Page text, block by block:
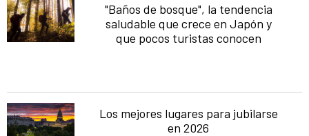
"Baños de bosque", la tendencia
saludable que crece en Japón y
que pocos turistas conocen
Los mejores lugares para jubilarse
en 2026